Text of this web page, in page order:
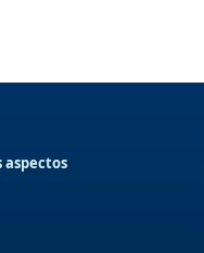
aspectos